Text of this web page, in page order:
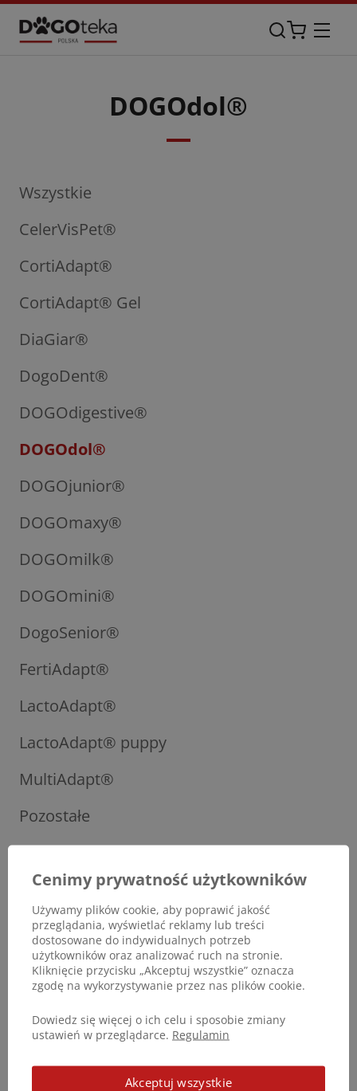
DOGOdol®
Wszystkie
CelerVisPet®
CortiAdapt®
CortiAdapt® Gel
DiaGiar®
DogoDent®
DOGOdigestive®
DOGOdol®
DOGOjunior®
DOGOmaxy®
DOGOmilk®
DOGOmini®
DogoSenior®
FertiAdapt®
LactoAdapt®
LactoAdapt® puppy
MultiAdapt®
Pozostałe
ProArtLeg®
ProArtLeg® junior
ProArtLeg® maxy
Soft Pad Butter®
Cenimy prywatność użytkowników
Używamy plików cookie, aby poprawić jakość
przeglądania, wyświetlać reklamy lub treści
dostosowane do indywidualnych potrzeb
użytkowników oraz analizować ruch na stronie.
Kliknięcie przycisku „Akceptuj wszystkie” oznacza
zgodę na wykorzystywanie przez nas plików cookie.
Dowiedz się więcej o ich celu i sposobie zmiany
ustawień w przeglądarce. Regulamin
Akceptuj wszystkie